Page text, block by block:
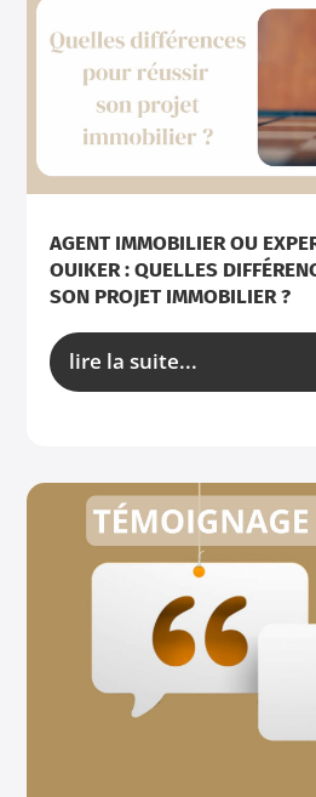
AGENT IMMOBILIER OU
OUIKER : QUELLES
SON PROJET IMMOBILIER ?
lire la suite...